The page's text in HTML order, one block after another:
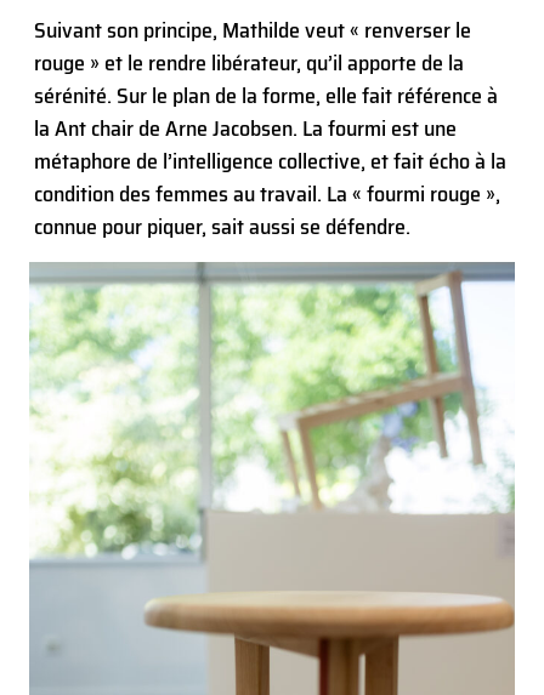
Suivant son principe, Mathilde veut « renverser le
rouge » et le rendre libérateur, qu’il apporte de la
sérénité. Sur le plan de la forme, elle fait référence à
la Ant chair de Arne Jacobsen. La fourmi est une
métaphore de l’intelligence collective, et fait écho à la
condition des femmes au travail. La « fourmi rouge »,
connue pour piquer, sait aussi se défendre.